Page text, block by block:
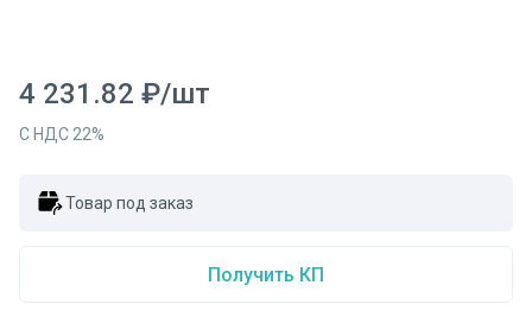
4 231.82 ₽/шт
С НДС 22%
Товар под заказ
Получить КП